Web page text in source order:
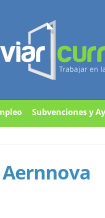
Subvenciones y